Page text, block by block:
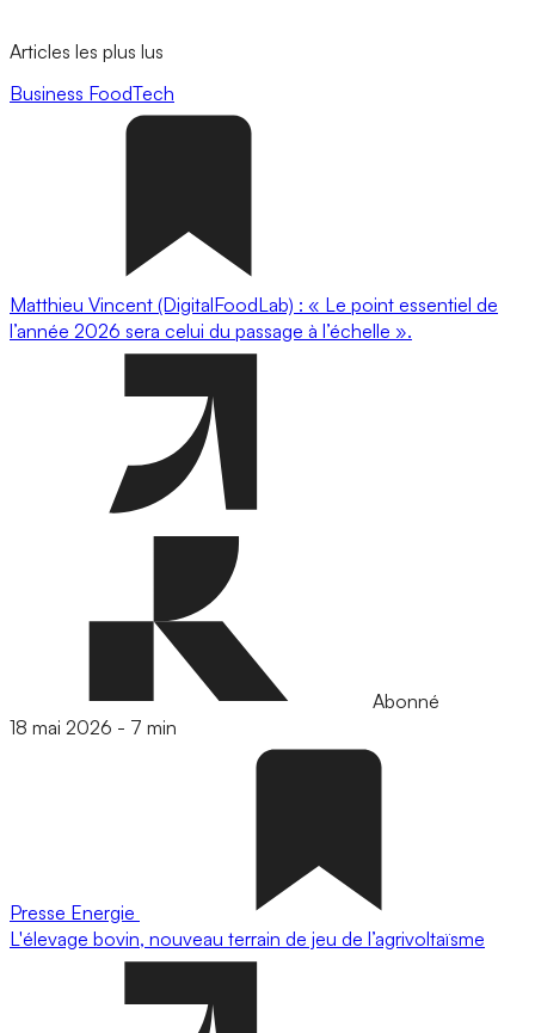
Articles les plus lus
Business FoodTech
Matthieu Vincent (DigitalFoodLab) : « Le point essentiel de
l’année 2026 sera celui du passage à l’échelle ».
Abonné
18 mai 2026 - 7 min
Presse Energie
L'élevage bovin, nouveau terrain de jeu de l’agrivoltaïsme